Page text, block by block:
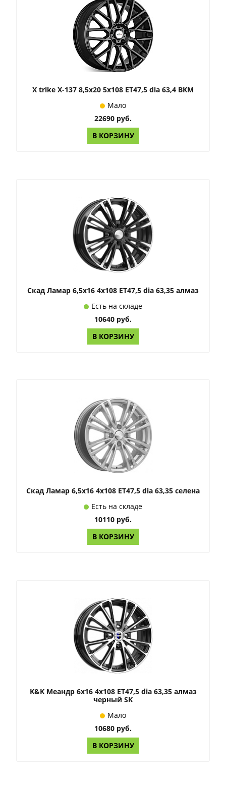
X trike X-137 8,5x20 5x108 ET47,5 dia 63,4 BKM
Мало
22690 руб.
В КОРЗИНУ
Скад Ламар 6,5x16 4x108 ET47,5 dia 63,35 алмаз
Есть на складе
10640 руб.
В КОРЗИНУ
Скад Ламар 6,5x16 4x108 ET47,5 dia 63,35 селена
Есть на складе
10110 руб.
В КОРЗИНУ
K&K Меандр 6x16 4x108 ET47,5 dia 63,35 алмаз
черный SK
Мало
10680 руб.
В КОРЗИНУ